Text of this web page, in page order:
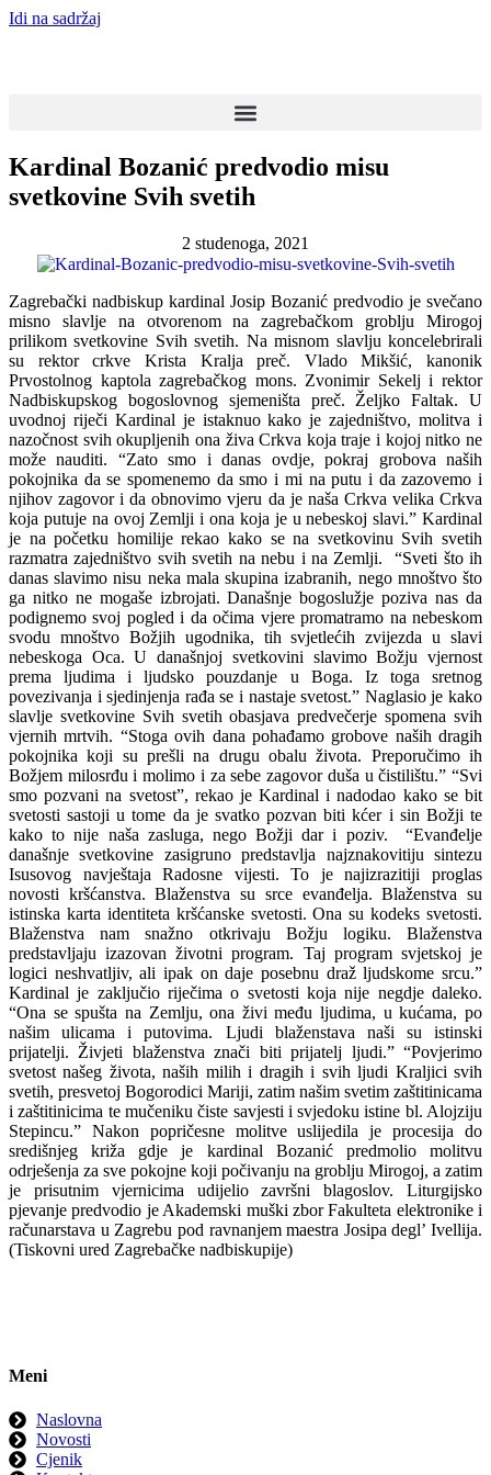
Idi na sadržaj
Kardinal Bozanić predvodio misu
svetkovine Svih svetih
2 studenoga, 2021
Zagrebački nadbiskup kardinal Josip Bozanić predvodio je svečano
misno slavlje na otvorenom na zagrebačkom groblju Mirogoj
prilikom svetkovine Svih svetih. Na misnom slavlju koncelebrirali
su rektor crkve Krista Kralja preč. Vlado Mikšić, kanonik
Prvostolnog kaptola zagrebačkog mons. Zvonimir Sekelj i rektor
Nadbiskupskog bogoslovnog sjemeništa preč. Željko Faltak. U
uvodnoj riječi Kardinal je istaknuo kako je zajedništvo, molitva i
nazočnost svih okupljenih ona živa Crkva koja traje i kojoj nitko ne
može nauditi. “Zato smo i danas ovdje, pokraj grobova naših
pokojnika da se spomenemo da smo i mi na putu i da zazovemo i
njihov zagovor i da obnovimo vjeru da je naša Crkva velika Crkva
koja putuje na ovoj Zemlji i ona koja je u nebeskoj slavi.” Kardinal
je na početku homilije rekao kako se na svetkovinu Svih svetih
razmatra zajedništvo svih svetih na nebu i na Zemlji. “Sveti što ih
danas slavimo nisu neka mala skupina izabranih, nego mnoštvo što
ga nitko ne mogaše izbrojati. Današnje bogoslužje poziva nas da
podignemo svoj pogled i da očima vjere promatramo na nebeskom
svodu mnoštvo Božjih ugodnika, tih svjetlećih zvijezda u slavi
nebeskoga Oca. U današnjoj svetkovini slavimo Božju vjernost
prema ljudima i ljudsko pouzdanje u Boga. Iz toga sretnog
povezivanja i sjedinjenja rađa se i nastaje svetost.” Naglasio je kako
slavlje svetkovine Svih svetih obasjava predvečerje spomena svih
vjernih mrtvih. “Stoga ovih dana pohađamo grobove naših dragih
pokojnika koji su prešli na drugu obalu života. Preporučimo ih
Božjem milosrđu i molimo i za sebe zagovor duša u čistilištu.” “Svi
smo pozvani na svetost”, rekao je Kardinal i nadodao kako se bit
svetosti sastoji u tome da je svatko pozvan biti kćer i sin Božji te
kako to nije naša zasluga, nego Božji dar i poziv. “Evanđelje
današnje svetkovine zasigruno predstavlja najznakovitiju sintezu
Isusovog navještaja Radosne vijesti. To je najizrazitiji proglas
novosti kršćanstva. Blaženstva su srce evanđelja. Blaženstva su
istinska karta identiteta kršćanske svetosti. Ona su kodeks svetosti.
Blaženstva nam snažno otkrivaju Božju logiku. Blaženstva
predstavljaju izazovan životni program. Taj program svjetskoj je
logici neshvatljiv, ali ipak on daje posebnu draž ljudskome srcu.”
Kardinal je zaključio riječima o svetosti koja nije negdje daleko.
“Ona se spušta na Zemlju, ona živi među ljudima, u kućama, po
našim ulicama i putovima. Ljudi blaženstava naši su istinski
prijatelji. Živjeti blaženstva znači biti prijatelj ljudi.” “Povjerimo
svetost našeg života, naših milih i dragih i svih ljudi Kraljici svih
svetih, presvetoj Bogorodici Mariji, zatim našim svetim zaštitinicama
i zaštitinicima te mučeniku čiste savjesti i svjedoku istine bl. Alojziju
Stepincu.” Nakon popričesne molitve uslijedila je procesija do
središnjeg križa gdje je kardinal Bozanić predmolio molitvu
odrješenja za sve pokojne koji počivanju na groblju Mirogoj, a zatim
je prisutnim vjernicima udijelio završni blagoslov. Liturgijsko
pjevanje predvodio je Akademski muški zbor Fakulteta elektronike i
računarstava u Zagrebu pod ravnanjem maestra Josipa degl’ Ivellija.
(Tiskovni ured Zagrebačke nadbiskupije)
Meni
Naslovna
Novosti
Cjenik